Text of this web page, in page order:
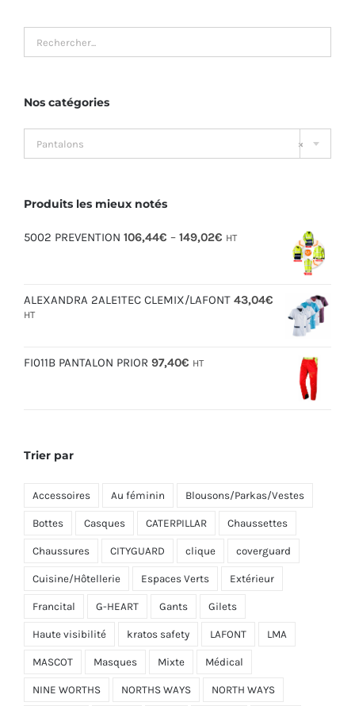
Nos catégories

×
Pantalons
Produits les mieux notés
5002 PREVENTION 106,44€ – 149,02€ HT
ALEXANDRA 2ALE1TEC CLEMIX/LAFONT 43,04€
HT
FI011B PANTALON PRIOR 97,40€ HT
Trier par
Accessoires Au féminin Blousons/Parkas/Vestes
Bottes Casques CATERPILLAR Chaussettes
Chaussures CITYGUARD clique coverguard
Cuisine/Hôtellerie Espaces Verts Extérieur
Francital G-HEART Gants Gilets
Haute visibilité kratos safety LAFONT LMA
MASCOT Masques Mixte Médical
NINE WORTHS NORTHS WAYS NORTH WAYS